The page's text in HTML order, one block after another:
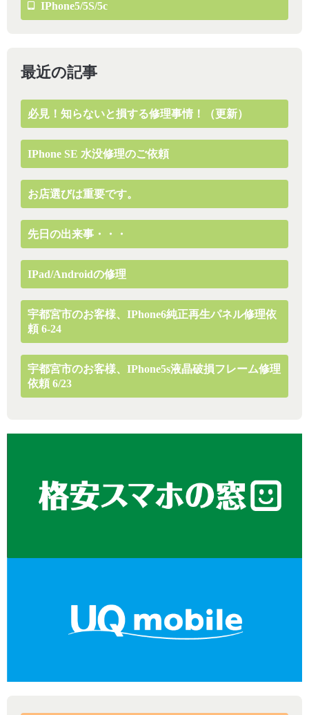
IPhone5/5S/5c
最近の記事
必見！知らないと損する修理事情！（更新）
IPhone SE 水没修理のご依頼
お店選びは重要です。
先日の出来事・・・
IPad/Androidの修理
宇都宮市のお客様、iPhone6純正再生パネル修理依
頼 6-24
宇都宮市のお客様、iPhone5s液晶破損フレーム修理
依頼 6/23